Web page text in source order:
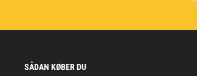
SÅDAN KØBER DU